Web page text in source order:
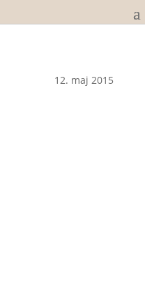
12. maj 2015